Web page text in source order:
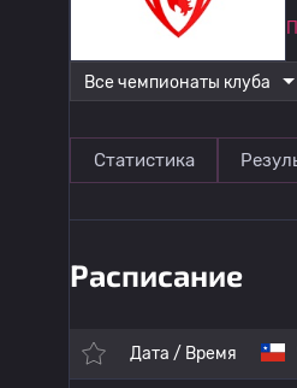
Все чемпионаты клуба
Статистика
Расписание
Дата / Время